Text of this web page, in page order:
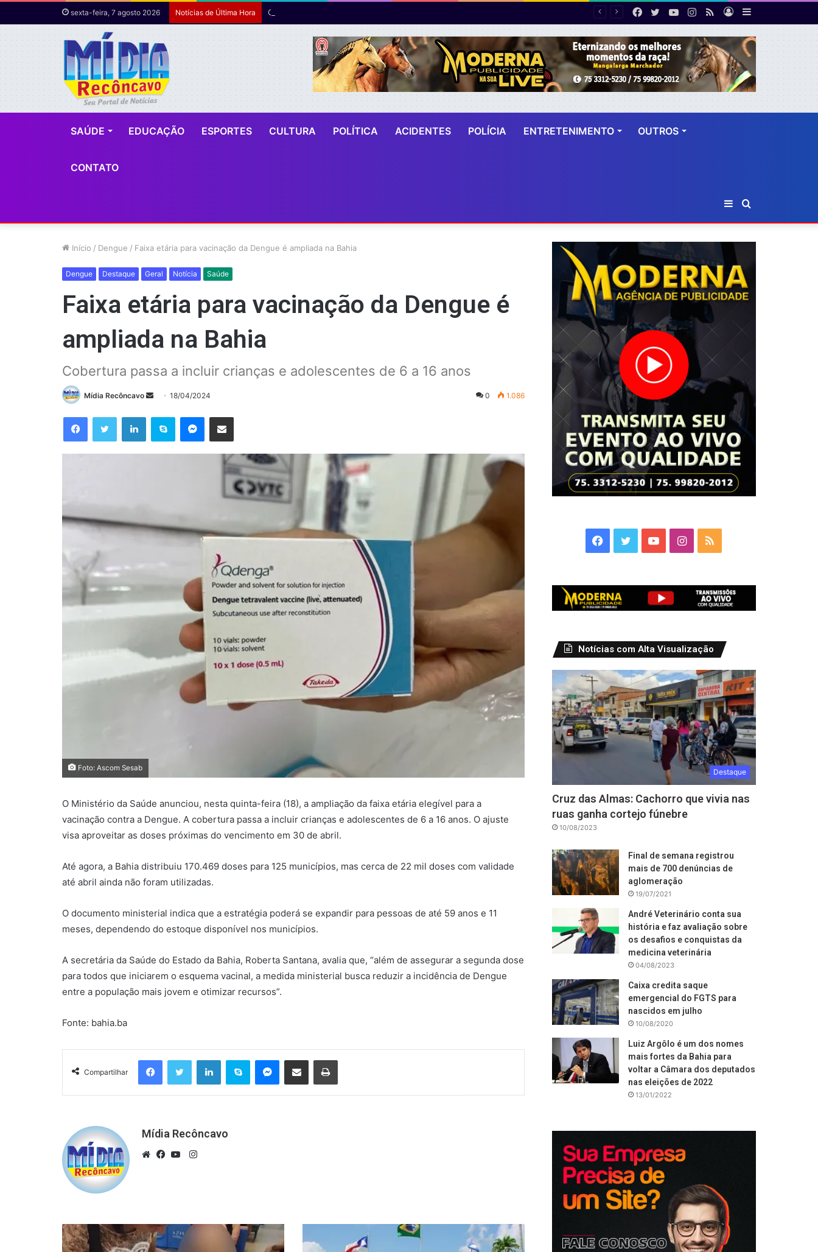
sexta-feira, 7 agosto 2026 Notícias de Última Hora Obras da Ponte Salvador- Vera Cruz avançam e já geram cerca de 600 empregos
Barra
Lateral
Entrar
RSS
Instagram
YouTube
Twitter
Facebook
SAÚDE EDUCAÇÃO ESPORTES CULTURA POLÍTICA ACIDENTES POLÍCIA ENTRETENIMENTO OUTROS
CONTATO
por
Barra
Lateral
Início / Dengue / Faixa etária para vacinação da Dengue é ampliada na Bahia
Dengue Destaque Geral Notícia Saúde
Faixa etária para vacinação da Dengue é
ampliada na Bahia
Cobertura passa a incluir crianças e adolescentes de 6 a 16 anos
Mídia Recôncavo
Mande
e-
18/04/2024 0 1.086
FacebookTwitter LinkedinSkype Messenger
Compartilhar via e-mail
Foto: Ascom Sesab
O Ministério da Saúde anunciou, nesta quinta-feira (18), a ampliação da faixa etária elegível para a
vacinação contra a Dengue. A cobertura passa a incluir crianças e adolescentes de 6 a 16 anos. O ajuste
visa aproveitar as doses próximas do vencimento em 30 de abril.
Até agora, a Bahia distribuiu 170.469 doses para 125 municípios, mas cerca de 22 mil doses com validade
até abril ainda não foram utilizadas.
O documento ministerial indica que a estratégia poderá se expandir para pessoas de até 59 anos e 11
meses, dependendo do estoque disponível nos municípios.
A secretária da Saúde do Estado da Bahia, Roberta Santana, avalia que, “além de assegurar a segunda dose
para todos que iniciarem o esquema vacinal, a medida ministerial busca reduzir a incidência de Dengue
entre a população mais jovem e otimizar recursos”.
Fonte: bahia.ba
Compartilhar
FacebookTwitter LinkedinSkype Messenger
Compartilhar via e-mail Imprimir
Mídia Recôncavo
Instagram
Facebook
TwitterYouTubeInstagram
RSS
Notícias com Alta Visualização
Destaque
Cruz das Almas: Cachorro que vivia nas
ruas ganha cortejo fúnebre
10/08/2023
Final de semana registrou
mais de 700 denúncias de
aglomeração
19/07/2021
André Veterinário conta sua
história e faz avaliação sobre
os desafios e conquistas da
medicina veterinária
04/08/2023
Caixa credita saque
emergencial do FGTS para
nascidos em julho
10/08/2020
Luiz Argôlo é um dos nomes
mais fortes da Bahia para
voltar a Câmara dos deputados
nas eleições de 2022
13/01/2022